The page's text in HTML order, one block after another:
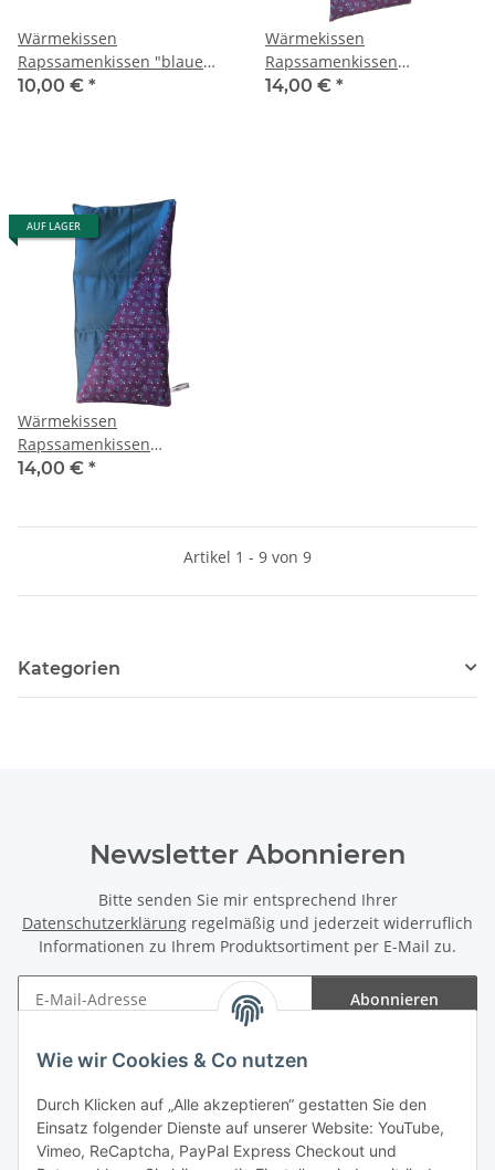
Wie wir Cookies & Co nutzen
Durch Klicken auf „Alle akzeptieren“ gestatten Sie den
Einsatz folgender Dienste auf unserer Website: YouTube,
Vimeo, ReCaptcha, PayPal Express Checkout und
Wärmekissen
Rapssamenkissen "blaue
Blumen" quadratisch RK70
10,00 € *
Wärmekissen
Rapssamenkissen
rechteckig "blaue Blumen"
14,00 € *
AUF LAGER
Wärmekissen
Rapssamenkissen
rechteckig zweifarbig "blaue
14,00 € *
Artikel 1 - 9 von 9
Kategorien
Newsletter Abonnieren
Bitte senden Sie mir entsprechend Ihrer
Datenschutzerklärung regelmäßig und jederzeit widerruflich
Informationen zu Ihrem Produktsortiment per E-Mail zu.
Abonnieren
Gesetzliche Informationen